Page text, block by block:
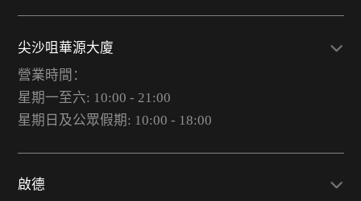
尖沙咀華源大廈
營業時間：
星期一至六: 10:00 - 21:00
星期日及公眾假期: 10:00 - 18:00
啟德